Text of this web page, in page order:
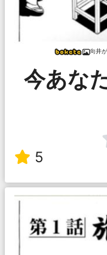
向井
今あな
5